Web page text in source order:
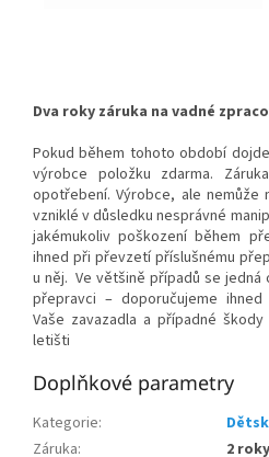
Dva roky záruka na vadné
Pokud během tohoto období
výrobce položku zdarma.
opotřebení. Výrobce, ale
vzniklé v důsledku nesprávné
jakémukoliv poškození během
ihned při převzetí příslušnému
u něj. Ve většině případů se
přepravci – doporučujeme
Vaše zavazadla a případné
letišti
Doplňkové parametry
Kategorie:
Záruka:
2 roky